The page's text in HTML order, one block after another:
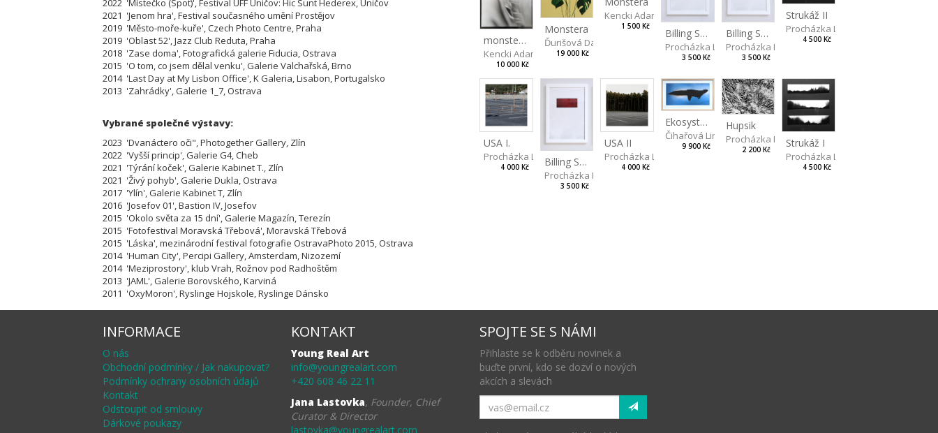
2022 'Místečko (Spot)', Festival UFF Uničov: Hic Sunt Hederex, Uničov
2021 'Jenom hra', Festival současného umění Prostějov
2019 'Město-moře-kuře', Czech Photo Centre, Praha
2019 'Oblast 52', Jazz Club Reduta, Praha
2018 'Zase doma', Fotografická galerie Fiducia, Ostrava
2015 'O tom, co jsem dělal venku', Galerie Valchařská, Brno
2014 'Last Day at My Lisbon Office', K Galeria, Lisabon, Portugalsko
2013 'Zahrádky', Galerie 1_7, Ostrava
Vybrané společné výstavy:
2023 'Dvanáctero oči", Photogether Gallery, Zlín
2022 'Vyšší princip', Galerie G4, Cheb
2021 'Týrání koček', Galerie Kabinet T., Zlín
2021 'Živý pohyb', Galerie Dukla, Ostrava
2017 'Ylín', Galerie Kabinet T, Zlín
2016 'Josefov 01', Bastion IV, Josefov
2015 'Okolo světa za 15 dní', Galerie Magazín, Terezín
2015 'Fotofestival Moravská Třebová', Moravská Třebová
2015 'Láska', mezinárodní festival fotografie OstravaPhoto 2015, Ostrava
2014 'Human City', Percipi Gallery, Amsterdam, Nizozemí
2014 'Meziprostory', klub Vrah, Rožnov pod Radhoštěm
2013 'JAML', Galerie Borovského, Karviná
2011 'OxyMoron', Ryslinge Hojskole, Ryslinge Dánsko
monstera leaf
Kencki Adam
10 000 Kč
Monstera
Ďurišová Daša
19 000 Kč
Kencki Adam
1 500 Kč
Billing Scape 1
Procházka Lukáš
3 500 Kč
Billing Scape 2
Procházka Lukáš
3 500 Kč
Strukáž II
Procházka Lukáš
4 500 Kč
USA I.
Procházka Lukáš
4 000 Kč Billing Scape 3
Procházka Lukáš
3 500 Kč
USA II
Procházka Lukáš
4 000 Kč
Ekosystém: Les noční
Čihařová Linda
9 900 Kč
Hupsik
Procházka Lukáš
2 200 Kč Strukáž I
Procházka Lukáš
4 500 Kč
INFORMACE
O nás
Obchodní podmínky / Jak nakupovat?
Podmínky ochrany osobních údajů
Kontakt
Odstoupit od smlouvy
Dárkové poukazy
KONTAKT
Young Real Art
info@youngrealart.com
+420 608 46 22 11
Jana Lastovka, Founder, Chief
Curator & Director
lastovka@youngrealart.com
SPOJTE SE S NÁMI
Přihlaste se k odběru novinek a
buďte první, kdo se dozví o nových
akcích a slevách